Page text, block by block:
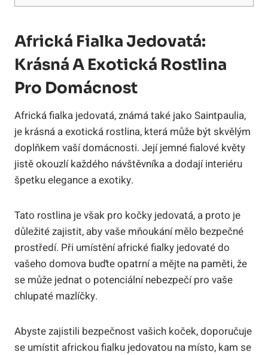
Africká Fialka Jedovatá:
Krásná A Exotická Rostlina
Pro Domácnost
Africká fialka jedovatá, známá také jako Saintpaulia,
je krásná a exotická rostlina, která může být skvělým
doplňkem vaší domácnosti. Její jemné fialové květy
jistě okouzlí každého návštěvníka a dodají interiéru
špetku elegance a exotiky.
Tato rostlina je však pro kočky jedovatá, a proto je
důležité zajistit, aby vaše mňoukání mělo bezpečné
prostředí. Při umístění africké fialky jedovaté do
vašeho domova buďte opatrní a mějte na paměti, že
se může jednat o potenciální nebezpečí pro vaše
chlupaté mazlíčky.
Abyste zajistili bezpečnost vašich koček, doporučuje
se umístit africkou fialku jedovatou na místo, kam se